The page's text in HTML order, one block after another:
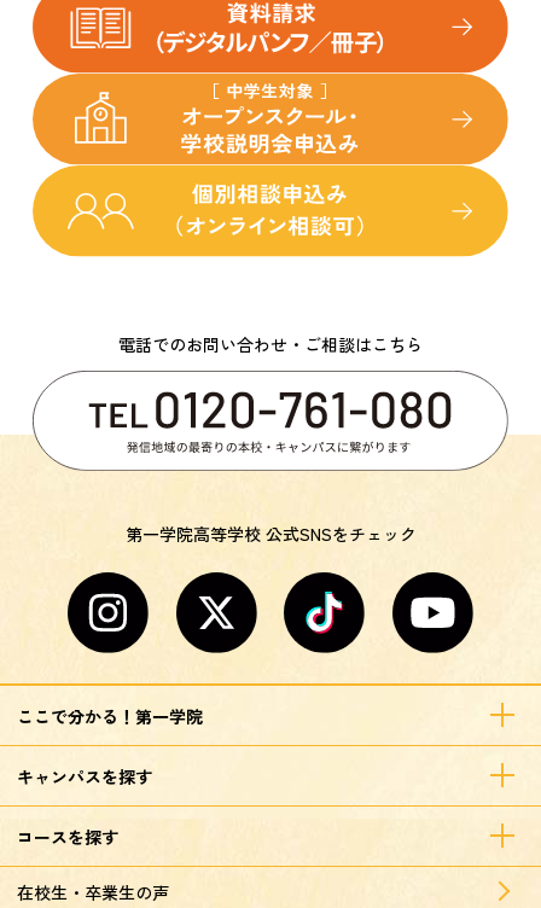
電話でのお問い合わせ・ご相談はこちら
第一学院高等学校 公式SNSをチェック
ここで分かる！第一学院
キャンパスを探す
コースを探す
在校生・卒業生の声